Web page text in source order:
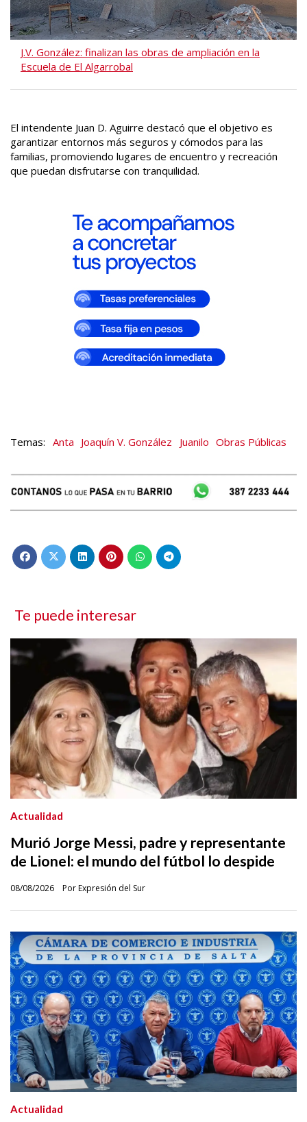
J.V. González: finalizan las obras de ampliación en la
Escuela de El Algarrobal
El intendente Juan D. Aguirre destacó que el objetivo es
garantizar entornos más seguros y cómodos para las
familias, promoviendo lugares de encuentro y recreación
que puedan disfrutarse con tranquilidad.
Anta Joaquín V. González Juanilo Obras Públicas
Te puede interesar
Murió Jorge Messi, padre y representante
de Lionel: el mundo del fútbol lo despide
Por Expresión del Sur
Actualidad
08/08/2026
Actualidad